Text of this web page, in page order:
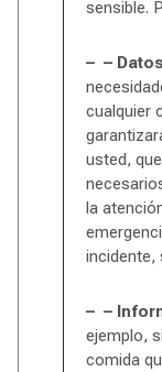
sensible.
– –
cualquier
usted,
la
incidente,
– –
ejemplo,
comida